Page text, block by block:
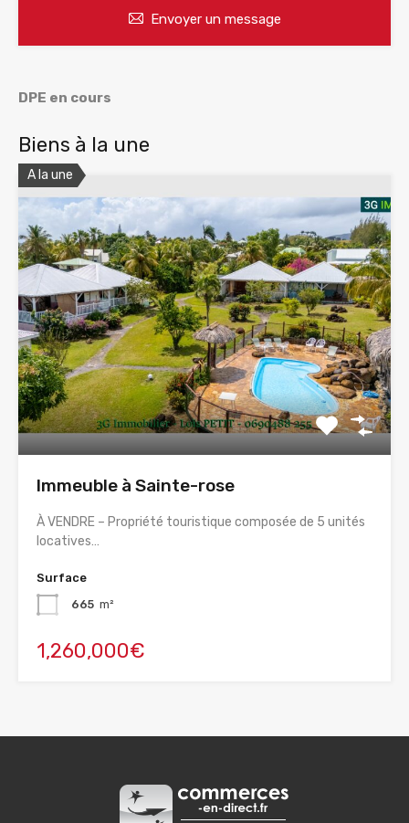
Envoyer un message
DPE en cours
Biens à la une
A la une
Immeuble à Sainte-rose
À VENDRE – Propriété touristique composée de 5 unités
locatives…
Surface
665 m²
1,260,000€